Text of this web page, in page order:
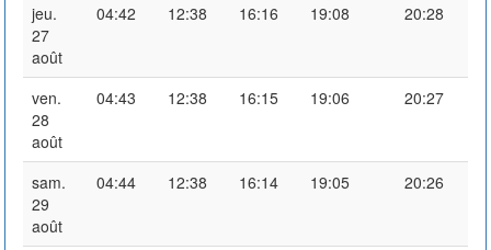
jeu.
27
août
04:42 12:38 16:16 19:08 20:28
ven.
28
août
04:43 12:38 16:15 19:06 20:27
sam.
29
août
04:44 12:38 16:14 19:05 20:26